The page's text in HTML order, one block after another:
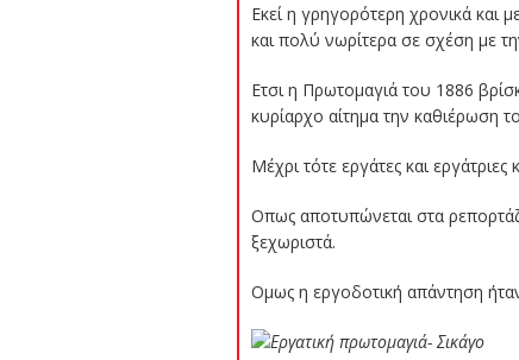
Εκεί η γρηγορότερη χρονικά και
και πολύ νωρίτερα σε σχέση με
Ετσι η Πρωτομαγιά του 1886
κυρίαρχο αίτημα την
Μέχρι τότε εργάτες και
Οπως αποτυπώνεται στα
ξεχωριστά.
Ομως η εργοδοτική απάντηση